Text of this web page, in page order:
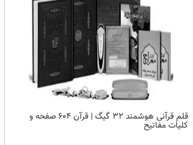
قلم قرآنی هوشمند 32 گیگ | قرآن 604 صفحه و
کلیات مفاتیح